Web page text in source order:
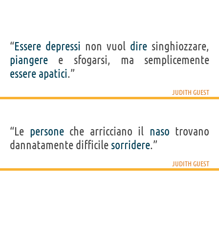
IDENTIKIT E DATI ANAGRAFICI
Nome
Cognome Guest
Nato 29 marzo 1936 a Detroit
Sesso femminile
Segno zodiacale Ariete
Frasi, citazioni e aforismi di Judith Guest
“Essere depressi non vuol dire singhiozzare,
piangere e sfogarsi, ma semplicemente
essere apatici.”
JUDITH GUEST
“Le personeche arricciano il naso trovano
dannatamente difficile sorridere.”
JUDITH GUEST